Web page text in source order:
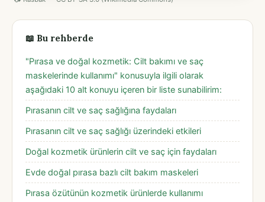
📖 Bu rehberde
"Pırasa ve doğal kozmetik: Cilt bakımı ve saç
maskelerinde kullanımı" konusuyla ilgili olarak
aşağıdaki 10 alt konuyu içeren bir liste sunabilirim:
Pırasanın cilt ve saç sağlığına faydaları
Pırasanın cilt ve saç sağlığı üzerindeki etkileri
Doğal kozmetik ürünlerin cilt ve saç için faydaları
Evde doğal pırasa bazlı cilt bakım maskeleri
Pırasa özütünün kozmetik ürünlerde kullanımı